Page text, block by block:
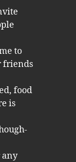
to
friends
food
is
any